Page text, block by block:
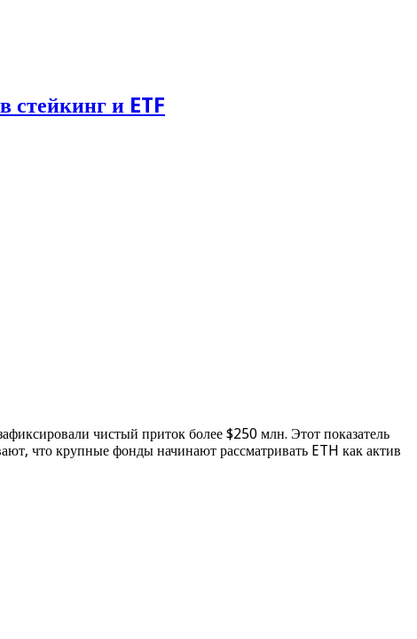
и ETF
чистый приток более $250 млн. Этот показатель
что крупные фонды начинают рассматривать ETH как актив